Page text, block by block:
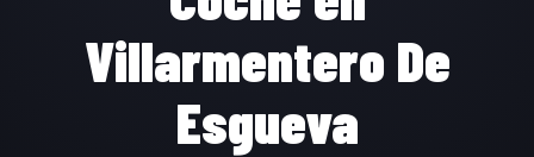
Villarmentero De
Esgueva